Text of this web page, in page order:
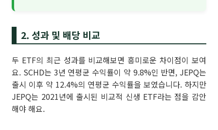
2. 성과 및 배당 비교
두 ETF의 최근 성과를 비교해보면 흥미로운 차이점이 보여
요. SCHD는 3년 연평균 수익률이 약 9.8%인 반면, JEPQ는
출시 이후 약 12.4%의 연평균 수익률을 보였습니다. 하지만
JEPQ는 2021년에 출시된 비교적 신생 ETF라는 점을 감안
해야 해요.